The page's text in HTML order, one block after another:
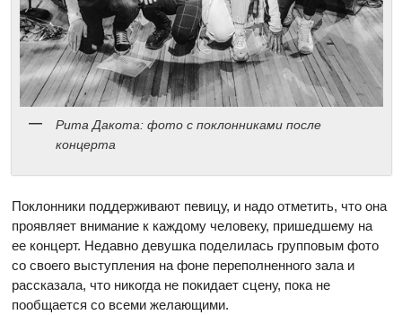
Рита Дакота: фото с поклонниками после
концерта
Поклонники поддерживают певицу, и надо отметить, что она
проявляет внимание к каждому человеку, пришедшему на
ее концерт. Недавно девушка поделилась групповым фото
со своего выступления на фоне переполненного зала и
рассказала, что никогда не покидает сцену, пока не
пообщается со всеми желающими.